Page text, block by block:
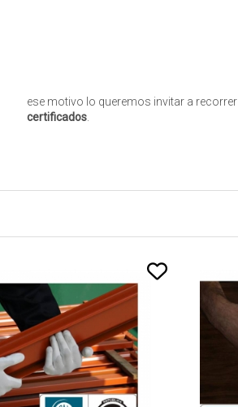
ese motivo lo queremos invitar a
certificados